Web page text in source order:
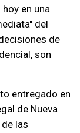
en una
del
de
son
entregado en
de Nueva
las